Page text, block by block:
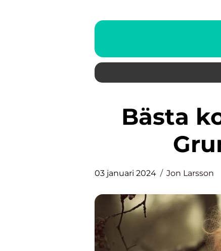
Bästa kollagen för hud: En
03 januari 2024 Jon Larsson